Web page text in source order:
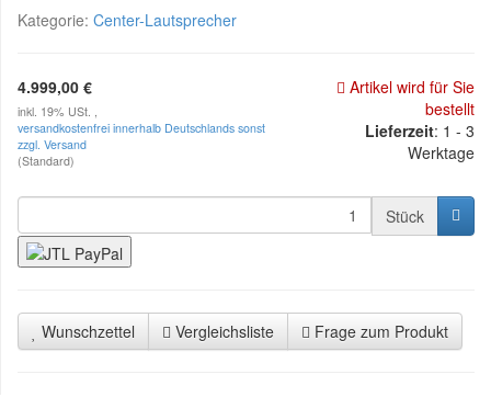
Kategorie: Center-Lautsprecher
4.999,00 €
inkl. 19% USt. ,
versandkostenfrei innerhalb Deutschlands sonst
zzgl. Versand
(Standard)
Artikel wird für Sie
bestellt
Lieferzeit: 1 - 3
Werktage
Stück
Wunschzettel Vergleichsliste Frage zum Produkt